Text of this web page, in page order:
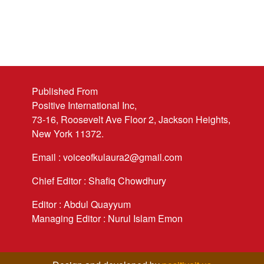
Published From
Positive International Inc,
73-16, Roosevelt Ave Floor 2, Jackson Heights,
New York 11372.
Email : voiceofkulaura2@gmail.com
Chief Editor : Shafiq Chowdhury
Editor : Abdul Quayyum
Managing Editor : Nurul Islam Emon